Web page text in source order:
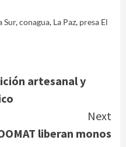
Sur,conagua, La Paz, presa El
artesanal y
Next
liberan monos